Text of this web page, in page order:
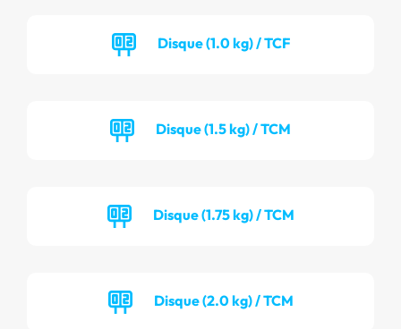
Disque (1.0 kg) / TCF
Disque (1.5 kg) / TCM
Disque (1.75 kg) / TCM
Disque (2.0 kg) / TCM